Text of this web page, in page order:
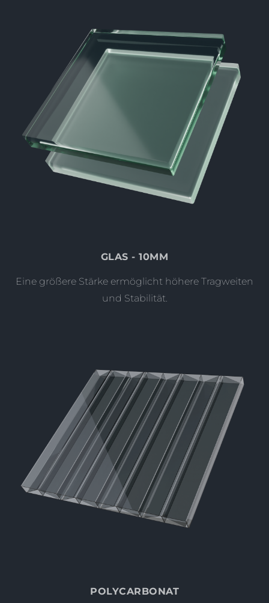
GLAS - 10MM
Eine größere Stärke ermöglicht höhere Tragweiten
und Stabilität.
POLYCARBONAT